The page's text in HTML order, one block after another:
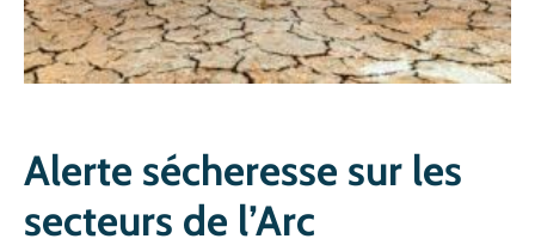
Alerte sécheresse sur les
secteurs de l’Arc